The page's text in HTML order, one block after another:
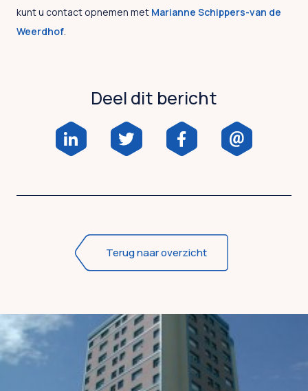
kunt u contact opnemen met Marianne Schippers-van de
Weerdhof.
Deel dit bericht
Terug naar overzicht